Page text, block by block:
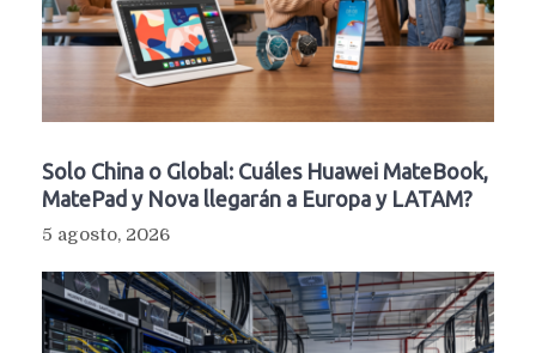
Solo China o Global: Cuáles Huawei MateBook,
MatePad y Nova llegarán a Europa y LATAM?
5 agosto, 2026